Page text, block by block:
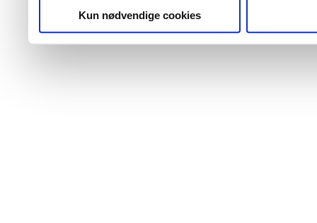
Kun nødvendige cookies